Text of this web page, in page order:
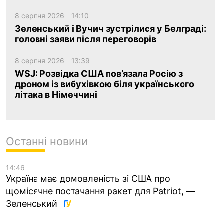
8 серпня 2026 14:10
Зеленський і Вучич зустрілися у Белграді:
головні заяви після переговорів
8 серпня 2026 13:39
WSJ: Розвідка США пов’язала Росію з
дроном із вибухівкою біля українського
літака в Німеччині
Останні новини
14:46
Україна має домовленість зі США про
щомісячне постачання ракет для Patriot, —
Зеленський